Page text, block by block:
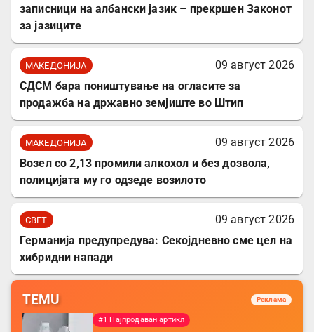
записници на албански јазик – прекршен Законот
за јазиците
МАКЕДОНИЈА
09 август 2026
СДСМ бара поништување на огласите за
продажба на државно земјиште во Штип
МАКЕДОНИЈА
09 август 2026
Возел со 2,13 промили алкохол и без дозвола,
полицијата му го одзеде возилото
СВЕТ
09 август 2026
Германија предупредува: Секојдневно сме цел на
хибридни напади
TEMU Реклама
#1 Најпродаван артикл